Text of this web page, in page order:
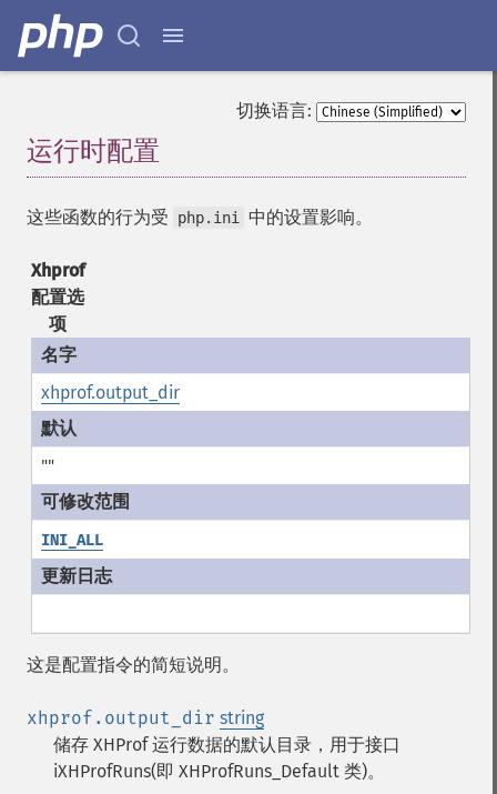
切换语言:
运行时配置
这些函数的行为受 php.ini 中的设置影响。
Xhprof
配置选
项
xhprof.output_dir
""
INI_ALL
这是配置指令的简短说明。
xhprof.output_dir string
储存 XHProf 运行数据的默认目录，用于接口
iXHProfRuns(即 XHProfRuns_Default 类)。